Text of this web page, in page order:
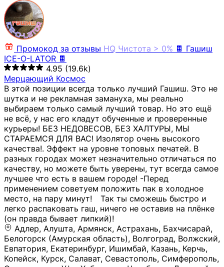
Промокод за отзывы HQ Чистота > 0% 🍫 Гашиш
ICE-O-LATOR 🍫
4.95 (19.6k)
Мерцающий Космос
В этой позиции всегда только лучший Гашиш. Это не
шутка и не рекламная замануха, мы реально
выбираем только самый лучший товар. Но это ещё
не всё, у нас его кладут обученные и проверенные
курьеры! БЕЗ НЕДОВЕСОВ, БЕЗ ХАЛТУРЫ, МЫ
СТАРАЕМСЯ ДЛЯ ВАС! Изолятор очень высокого
качества!. Эффект на уровне топовых печатей. В
разных городах может незначительно отличаться по
качеству, но можете быть уверены, тут всегда самое
лучшее что есть в вашем городе! -Перед
применением советуем положить пак в холодное
место, на пару минут!⠀ Так ты сможешь быстро и
легко распаковать гаш, ничего не оставив на плёнке
(он правда бывает липкий)!
Адлер, Алушта, Армянск, Астрахань, Бахчисарай,
Белогорск (Амурская область), Волгоград, Волжский,
Евпатория, Екатеринбург, Ишимбай, Казань, Керчь,
Копейск, Курск, Салават, Севастополь, Симферополь,